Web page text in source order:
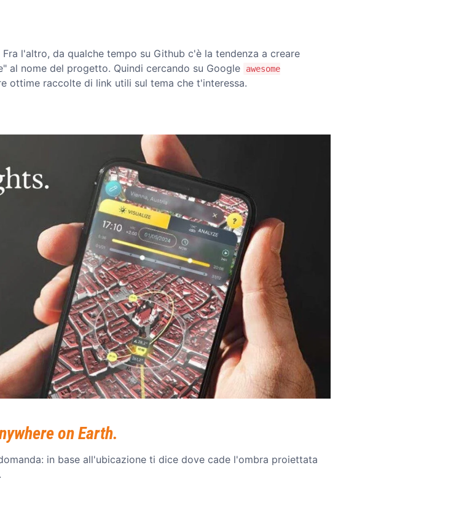
l'altro, da qualche tempo su Github c'è la tendenza a creare
al nome del progetto. Quindi cercando su Google
awesome
ottime raccolte di link utili sul tema che t'interessa.
on Earth.
in base all'ubicazione ti dice dove cade l'ombra proiettata